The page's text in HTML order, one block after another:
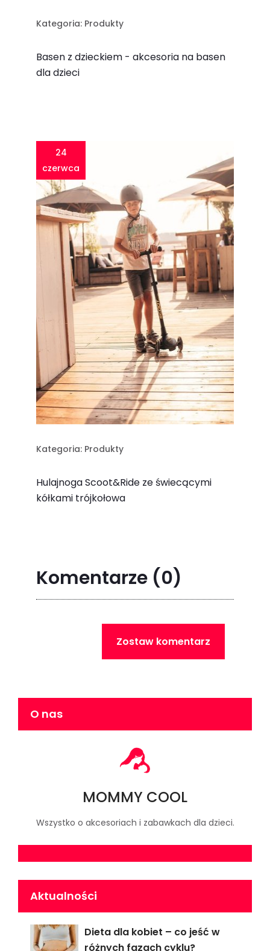
Kategoria: Produkty
Basen z dzieckiem - akcesoria na basen
dla dzieci
24
czerwca
Kategoria: Produkty
Hulajnoga Scoot&Ride ze świecącymi
kółkami trójkołowa
Komentarze (0)
Zostaw komentarz
O nas
MOMMY COOL
Wszystko o akcesoriach i zabawkach dla dzieci.
Aktualności
Dieta dla kobiet – co jeść w
różnych fazach cyklu?